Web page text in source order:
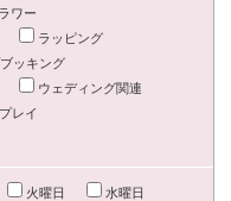
ワー
ラッピング
ッキング
ウェディング関連
レイ
火曜日
水曜日